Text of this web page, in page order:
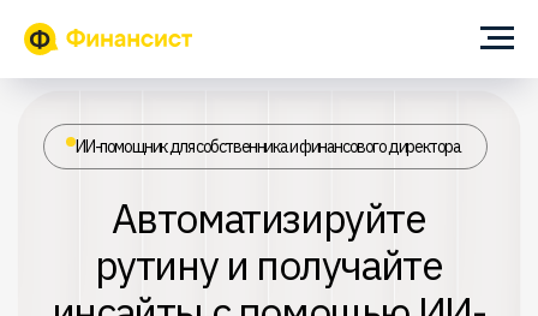
Автоматизируйте
инсайты с помощью ИИ-
агента
Посмотреть демо на ваших данных